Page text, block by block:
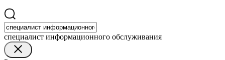
специалист информационного обслуживания